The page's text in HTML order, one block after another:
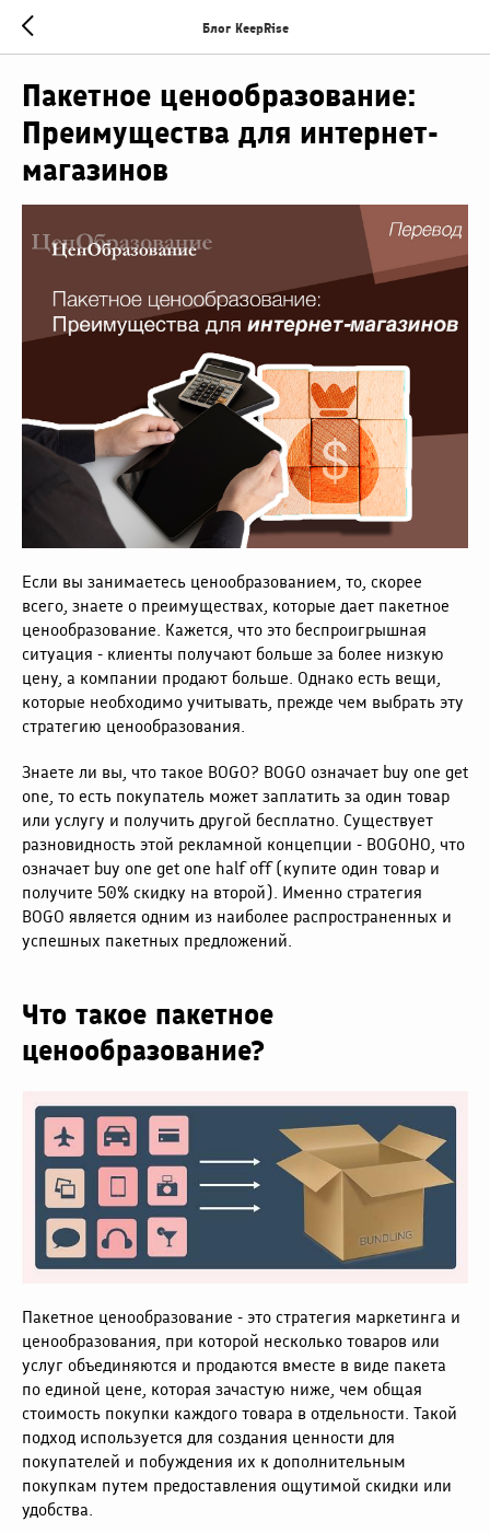
Блог KeepRise
Пакетное ценообразование:
Преимущества для интернет-
магазинов
Если вы занимаетесь ценообразованием, то, скорее
всего, знаете о преимуществах, которые дает пакетное
ценообразование. Кажется, что это беспроигрышная
ситуация - клиенты получают больше за более низкую
цену, а компании продают больше. Однако есть вещи,
которые необходимо учитывать, прежде чем выбрать эту
стратегию ценообразования.
Знаете ли вы, что такое BOGO? BOGO означает buy one get
one, то есть покупатель может заплатить за один товар
или услугу и получить другой бесплатно. Существует
разновидность этой рекламной концепции - BOGOHO, что
означает buy one get one half off (купите один товар и
получите 50% скидку на второй). Именно стратегия
BOGO является одним из наиболее распространенных и
успешных пакетных предложений.
Что такое пакетное
ценообразование?
Пакетное ценообразование - это стратегия маркетинга и
ценообразования, при которой несколько товаров или
услуг объединяются и продаются вместе в виде пакета
по единой цене, которая зачастую ниже, чем общая
стоимость покупки каждого товара в отдельности. Такой
подход используется для создания ценности для
покупателей и побуждения их к дополнительным
покупкам путем предоставления ощутимой скидки или
удобства.